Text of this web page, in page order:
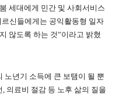
세대에게 민간 및 사회서비스
신들에게는 공익활동형 일자
않도록 하는 것”이라고 밝혔
노년기 소득에 큰 보탬이 될 뿐
의료비 절감 등 노후 삶의 질을